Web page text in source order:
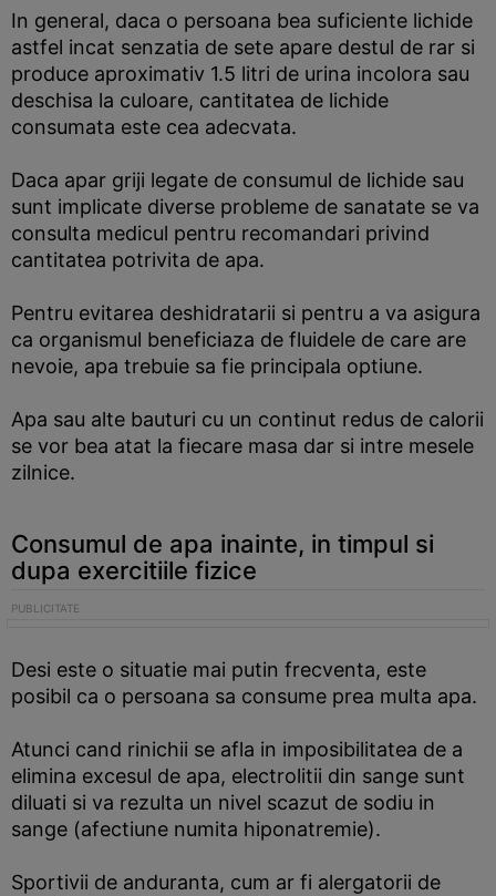
In general, daca o persoana bea suficiente lichide
astfel incat senzatia de sete apare destul de rar si
produce aproximativ 1.5 litri de urina incolora sau
deschisa la culoare, cantitatea de lichide
consumata este cea adecvata.
Daca apar griji legate de consumul de lichide sau
sunt implicate diverse probleme de sanatate se va
consulta medicul pentru recomandari privind
cantitatea potrivita de apa.
Pentru evitarea deshidratarii si pentru a va asigura
ca organismul beneficiaza de fluidele de care are
nevoie, apa trebuie sa fie principala optiune.
Apa sau alte bauturi cu un continut redus de calorii
se vor bea atat la fiecare masa dar si intre mesele
zilnice.
Consumul de apa inainte, in timpul si
dupa exercitiile fizice
Desi este o situatie mai putin frecventa, este
posibil ca o persoana sa consume prea multa apa.
Atunci cand rinichii se afla in imposibilitatea de a
elimina excesul de apa, electrolitii din sange sunt
diluati si va rezulta un nivel scazut de sodiu in
sange (afectiune numita hiponatremie).
Sportivii de anduranta, cum ar fi alergatorii de